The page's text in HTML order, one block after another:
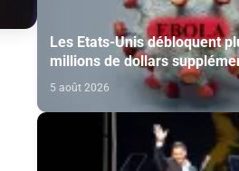
Les Etats-Unis débloquent
millions de dollars
lutte contre Ebola
5 août 2026